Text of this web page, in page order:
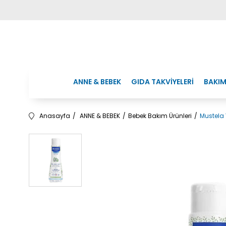
ANNE & BEBEK GIDA TAKVİYELERİ
Anasayfa ANNE & BEBEK Bebek Bakım Ürünleri Mustela